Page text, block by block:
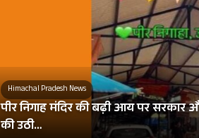
Himachal Pradesh News
पीर निगाह मंदिर की बढ़ी आय पर सरकार
की उठी…